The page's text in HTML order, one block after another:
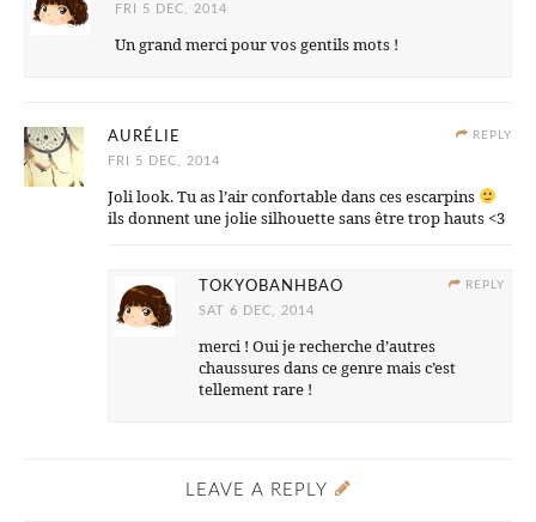
FRI 5 DEC, 2014
Un grand merci pour vos gentils mots !
REPLY
AURÉLIE
FRI 5 DEC, 2014
Joli look. Tu as l’air confortable dans ces escarpins
ils donnent une jolie silhouette sans être trop hauts <3
REPLY
TOKYOBANHBAO
SAT 6 DEC, 2014
merci ! Oui je recherche d’autres
chaussures dans ce genre mais c’est
tellement rare !
LEAVE A REPLY